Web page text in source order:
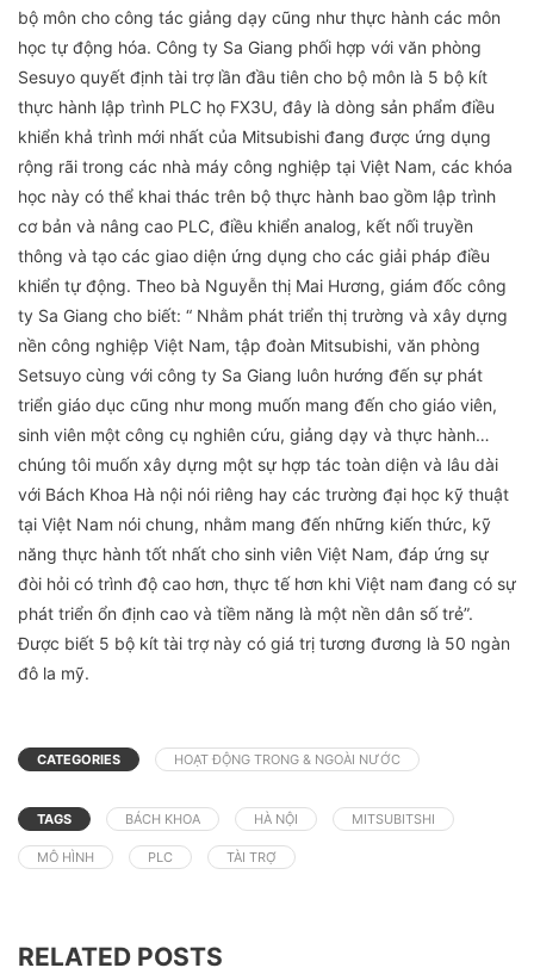
bộ môn cho công tác giảng dạy cũng như thực hành các môn
học tự động hóa. Công ty Sa Giang phối hợp với văn phòng
Sesuyo quyết định tài trợ lần đầu tiên cho bộ môn là 5 bộ kít
thực hành lập trình PLC họ FX3U, đây là dòng sản phẩm điều
khiển khả trình mới nhất của Mitsubishi đang được ứng dụng
rộng rãi trong các nhà máy công nghiệp tại Việt Nam, các khóa
học này có thể khai thác trên bộ thực hành bao gồm lập trình
cơ bản và nâng cao PLC, điều khiển analog, kết nối truyền
thông và tạo các giao diện ứng dụng cho các giải pháp điều
khiển tự động. Theo bà Nguyễn thị Mai Hương, giám đốc công
ty Sa Giang cho biết: “ Nhằm phát triển thị trường và xây dựng
nền công nghiệp Việt Nam, tập đoàn Mitsubishi, văn phòng
Setsuyo cùng với công ty Sa Giang luôn hướng đến sự phát
triển giáo dục cũng như mong muốn mang đến cho giáo viên,
sinh viên một công cụ nghiên cứu, giảng dạy và thực hành…
chúng tôi muốn xây dựng một sự hợp tác toàn diện và lâu dài
với Bách Khoa Hà nội nói riêng hay các trường đại học kỹ thuật
tại Việt Nam nói chung, nhằm mang đến những kiến thức, kỹ
năng thực hành tốt nhất cho sinh viên Việt Nam, đáp ứng sự
đòi hỏi có trình độ cao hơn, thực tế hơn khi Việt nam đang có sự
phát triển ổn định cao và tiềm năng là một nền dân số trẻ”.
Được biết 5 bộ kít tài trợ này có giá trị tương đương là 50 ngàn
đô la mỹ.
CATEGORIES HOẠT ĐỘNG TRONG & NGOÀI NƯỚC
TAGS BÁCH KHOA HÀ NỘI MITSUBITSHI
MÔ HÌNH PLC TÀI TRỢ
RELATED POSTS